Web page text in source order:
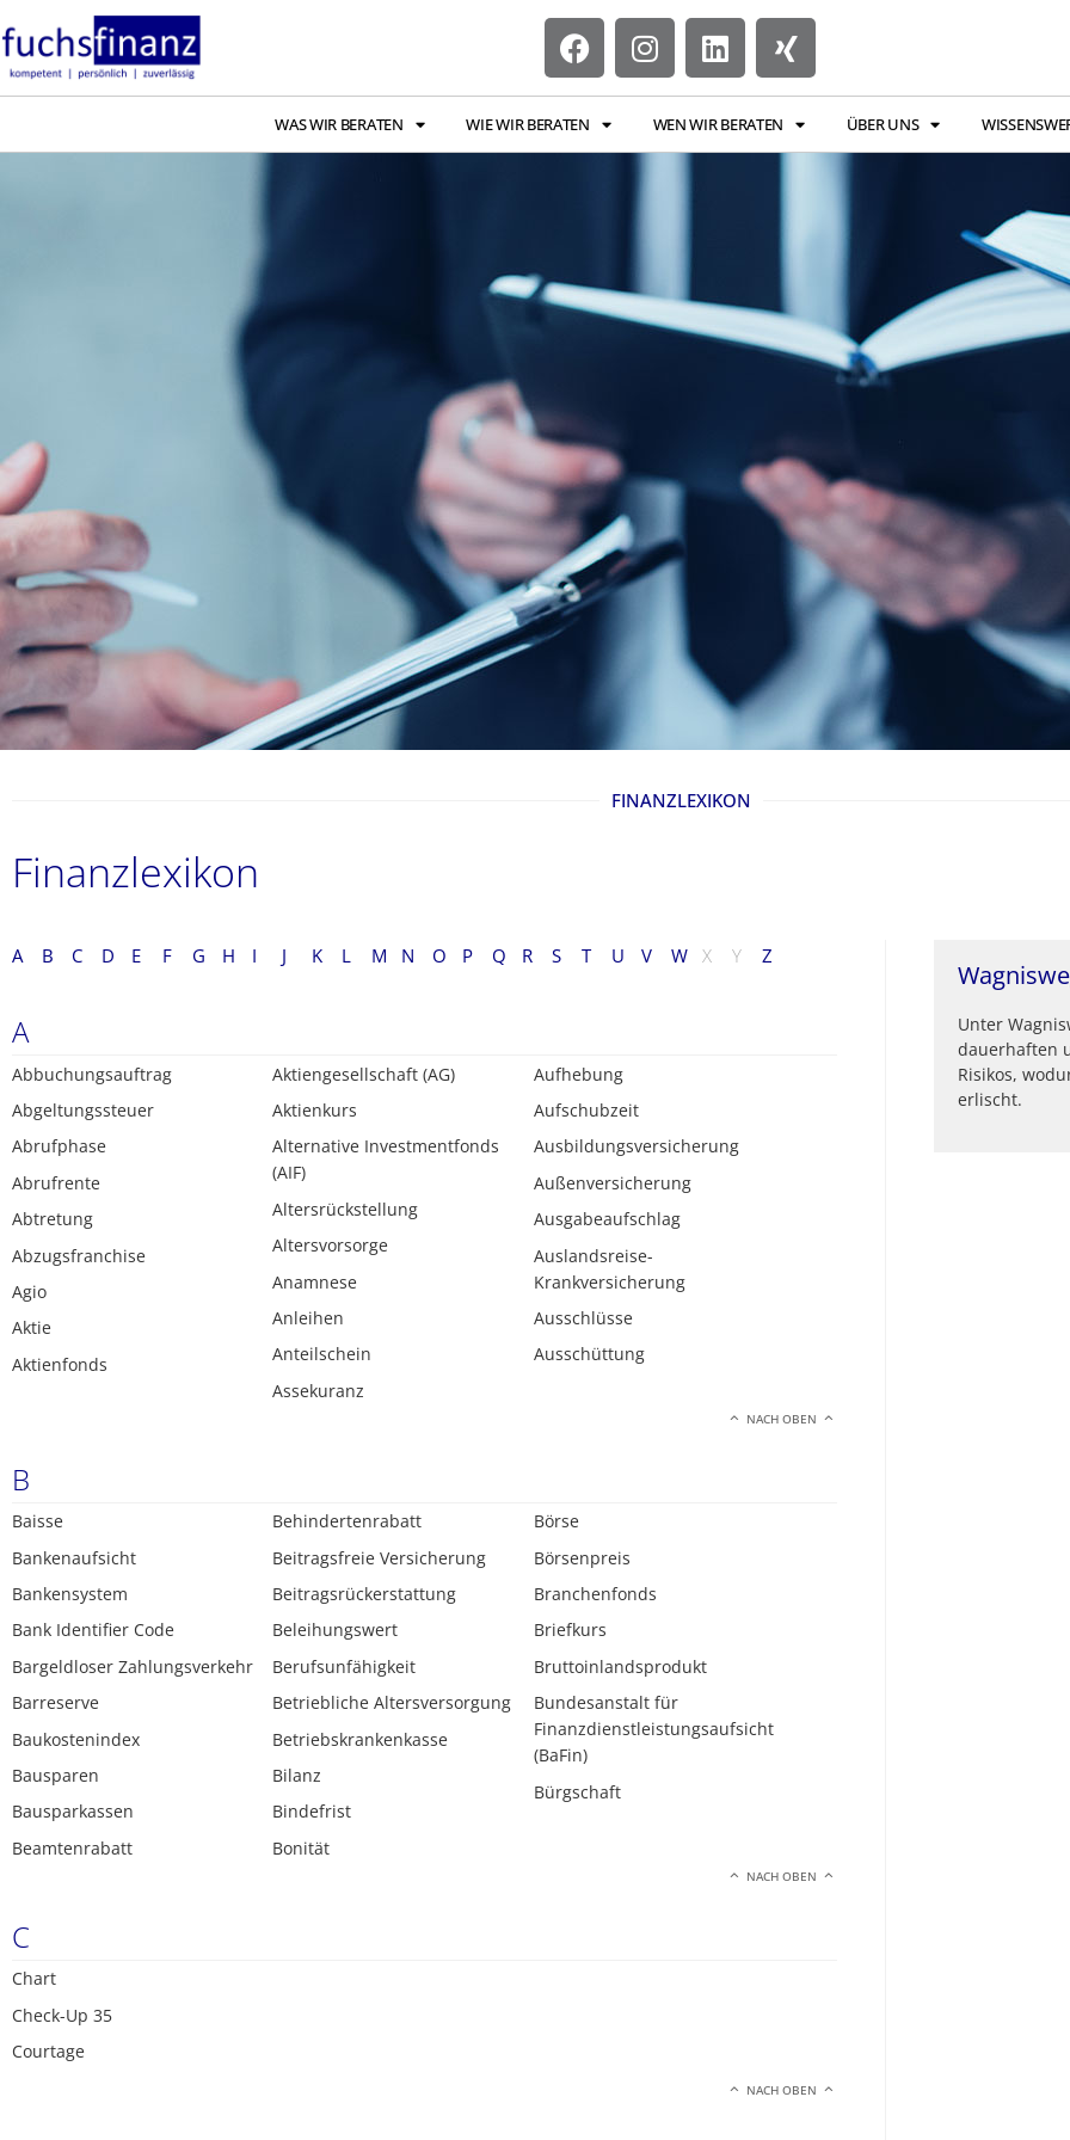
WAS WIR BERATEN WIE WIR BERATEN WEN WIR BERATEN ÜBER UNS
FINANZLEXIKON
Finanzlexikon
A B C D E F G H I J K L M N O P Q R S T U V W X Y Z
A
Abbuchungsauftrag
Abgeltungssteuer
Abrufphase
Abrufrente
Abtretung
Abzugsfranchise
Agio
Aktie
Aktienfonds
Aktiengesellschaft (AG)
Aktienkurs
Alternative Investmentfonds
(AIF)
Altersrückstellung
Altersvorsorge
Anamnese
Anleihen
Anteilschein
Assekuranz
Aufhebung
Aufschubzeit
Ausbildungsversicherung
Außenversicherung
Ausgabeaufschlag
Auslandsreise-
Krankversicherung
Ausschlüsse
Ausschüttung
NACH OBEN
B
Baisse
Bankenaufsicht
Bankensystem
Bank Identifier Code
Bargeldloser Zahlungsverkehr
Barreserve
Baukostenindex
Bausparen
Bausparkassen
Beamtenrabatt
Behindertenrabatt
Beitragsfreie Versicherung
Beitragsrückerstattung
Beleihungswert
Berufsunfähigkeit
Betriebliche Altersversorgung
Betriebskrankenkasse
Bilanz
Bindefrist
Bonität
Börse
Börsenpreis
Branchenfonds
Briefkurs
Bruttoinlandsprodukt
Bundesanstalt für
Finanzdienstleistungsaufsicht
(BaFin)
Bürgschaft
NACH OBEN
C
Chart
Check-Up 35
Courtage
NACH OBEN
Unter
dauerhaften
Risikos,
erlischt.